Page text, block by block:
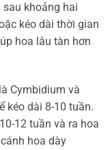
khoảng hai
kéo dài thời gian
hoa lâu tàn hơn
Cymbidium và
kéo dài 8-10 tuần.
12 tuần và ra hoa
hoa dày